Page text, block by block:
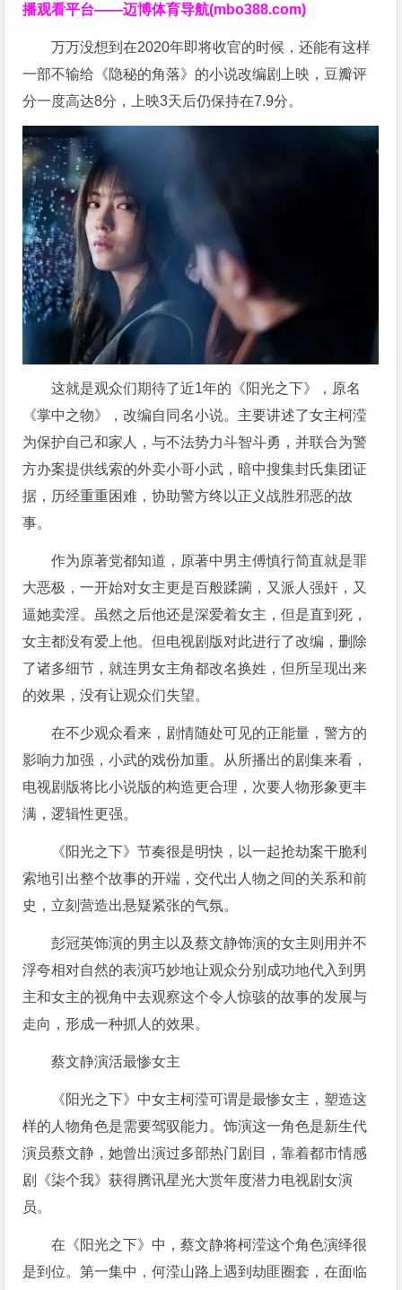
播观看平台——迈博体育导航(mbo388.com)
万万没想到在2020年即将收官的时候，还能有这样
一部不输给《隐秘的角落》的小说改编剧上映，豆瓣评
分一度高达8分，上映3天后仍保持在7.9分。
这就是观众们期待了近1年的《阳光之下》，原名
《掌中之物》，改编自同名小说。主要讲述了女主柯滢
为保护自己和家人，与不法势力斗智斗勇，并联合为警
方办案提供线索的外卖小哥小武，暗中搜集封氏集团证
据，历经重重困难，协助警方终以正义战胜邪恶的故
事。
作为原著党都知道，原著中男主傅慎行简直就是罪
大恶极，一开始对女主更是百般蹂躏，又派人强奸，又
逼她卖淫。虽然之后他还是深爱着女主，但是直到死，
女主都没有爱上他。但电视剧版对此进行了改编，删除
了诸多细节，就连男女主角都改名换姓，但所呈现出来
的效果，没有让观众们失望。
在不少观众看来，剧情随处可见的正能量，警方的
影响力加强，小武的戏份加重。从所播出的剧集来看，
电视剧版将比小说版的构造更合理，次要人物形象更丰
满，逻辑性更强。
《阳光之下》节奏很是明快，以一起抢劫案干脆利
索地引出整个故事的开端，交代出人物之间的关系和前
史，立刻营造出悬疑紧张的气氛。
彭冠英饰演的男主以及蔡文静饰演的女主则用并不
浮夸相对自然的表演巧妙地让观众分别成功地代入到男
主和女主的视角中去观察这个令人惊骇的故事的发展与
走向，形成一种抓人的效果。
蔡文静演活最惨女主
《阳光之下》中女主柯滢可谓是最惨女主，塑造这
样的人物角色是需要驾驭能力。饰演这一角色是新生代
演员蔡文静，她曾出演过多部热门剧目，靠着都市情感
剧《柒个我》获得腾讯星光大赏年度潜力电视剧女演
员。
在《阳光之下》中，蔡文静将柯滢这个角色演绎很
是到位。第一集中，何滢山路上遇到劫匪圈套，在面临